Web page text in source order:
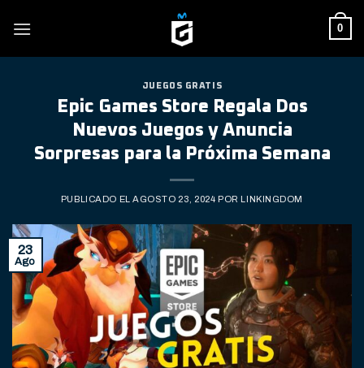
0
JUEGOS GRATIS
Epic Games Store Regala Dos
Nuevos Juegos y Anuncia
Sorpresas para la Próxima Semana
PUBLICADO ELAGOSTO 23, 2024 POR LINKINGDOM
23
Ago